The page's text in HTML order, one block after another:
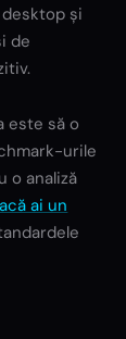
și
de
este să o
urile
o analiză
ai un